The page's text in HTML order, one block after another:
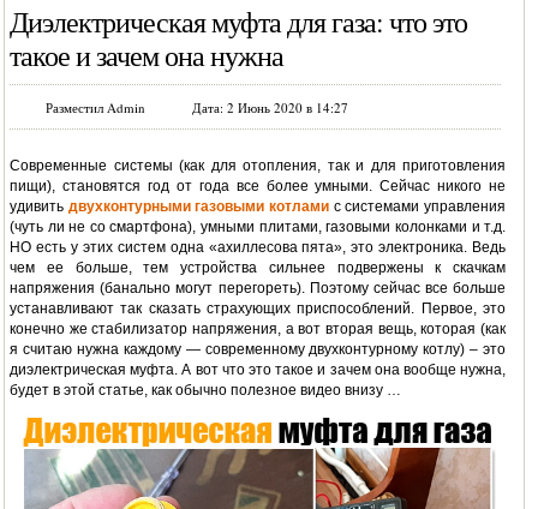
Диэлектрическая муфта для газа: что это
такое и зачем она нужна
Разместил Admin Дата: 2 Июнь 2020 в 14:27
Современные системы (как для отопления, так и для приготовления
пищи), становятся год от года все более умными. Сейчас никого не
удивить двухконтурными газовыми котлами с системами управления
(чуть ли не со смартфона), умными плитами, газовыми колонками и т.д.
НО есть у этих систем одна «ахиллесова пята», это электроника. Ведь
чем ее больше, тем устройства сильнее подвержены к скачкам
напряжения (банально могут перегореть). Поэтому сейчас все больше
устанавливают так сказать страхующих приспособлений. Первое, это
конечно же стабилизатор напряжения, а вот вторая вещь, которая (как
я считаю нужна каждому — современному двухконтурному котлу) – это
диэлектрическая муфта. А вот что это такое и зачем она вообще нужна,
будет в этой статье, как обычно полезное видео внизу …